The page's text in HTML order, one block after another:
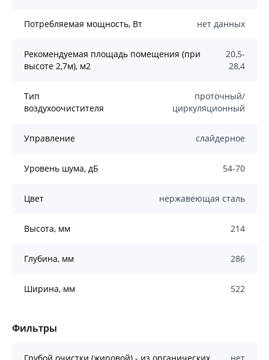
Потребляемая мощность, Вт нет данных
Рекомендуемая площадь помещения (при
высоте 2,7м), м2
20,5-
28,4
Тип
воздухоочистителя
проточный/
циркуляционный
Управление слайдерное
Уровень шума, дБ 54-70
Цвет нержавеющая сталь
Высота, мм 214
Глубина, мм 286
Ширина, мм 522
Фильтры